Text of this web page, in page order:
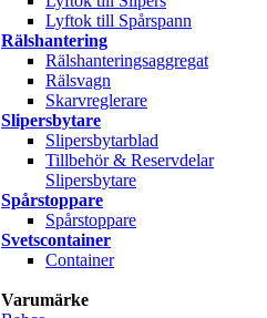
Lyftok till Spårspann
Rälshantering
Rälshanteringsaggregat
Rälsvagn
Skarvreglerare
Slipersbytare
Slipersbytarblad
Tillbehör & Reservdelar
Slipersbytare
Spårstoppare
Spårstoppare
Svetscontainer
Container
Varumärke